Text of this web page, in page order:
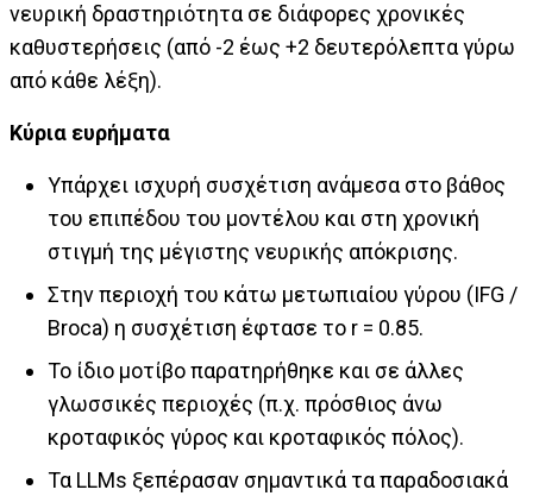
νευρική δραστηριότητα σε διάφορες χρονικές
καθυστερήσεις (από -2 έως +2 δευτερόλεπτα γύρω
από κάθε λέξη).
Kύρια ευρήματα
Υπάρχει ισχυρή συσχέτιση ανάμεσα στο βάθος
του επιπέδου του μοντέλου και στη χρονική
στιγμή της μέγιστης νευρικής απόκρισης.
Στην περιοχή του κάτω μετωπιαίου γύρου (IFG /
Broca) η συσχέτιση έφτασε το r = 0.85.
Το ίδιο μοτίβο παρατηρήθηκε και σε άλλες
γλωσσικές περιοχές (π.χ. πρόσθιος άνω
κροταφικός γύρος και κροταφικός πόλος).
Τα LLMs ξεπέρασαν σημαντικά τα παραδοσιακά